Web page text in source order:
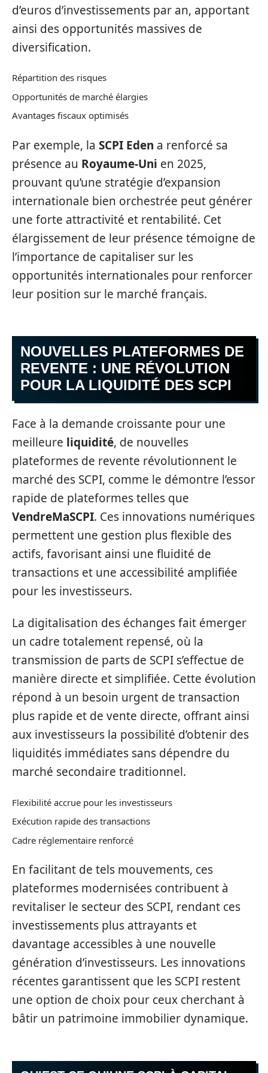
d’euros d’investissements par an, apportant
ainsi des opportunités massives de
diversification.
Répartition des risques
Opportunités de marché élargies
Avantages fiscaux optimisés
Par exemple, la SCPI Eden a renforcé sa
présence au Royaume-Uni en 2025,
prouvant qu’une stratégie d’expansion
internationale bien orchestrée peut générer
une forte attractivité et rentabilité. Cet
élargissement de leur présence témoigne de
l’importance de capitaliser sur les
opportunités internationales pour renforcer
leur position sur le marché français.
NOUVELLES PLATEFORMES DE
REVENTE : UNE RÉVOLUTION
POUR LA LIQUIDITÉ DES SCPI
Face à la demande croissante pour une
meilleure liquidité, de nouvelles
plateformes de revente révolutionnent le
marché des SCPI, comme le démontre l’essor
rapide de plateformes telles que
VendreMaSCPI. Ces innovations numériques
permettent une gestion plus flexible des
actifs, favorisant ainsi une fluidité de
transactions et une accessibilité amplifiée
pour les investisseurs.
La digitalisation des échanges fait émerger
un cadre totalement repensé, où la
transmission de parts de SCPI s’effectue de
manière directe et simplifiée. Cette évolution
répond à un besoin urgent de transaction
plus rapide et de vente directe, offrant ainsi
aux investisseurs la possibilité d’obtenir des
liquidités immédiates sans dépendre du
marché secondaire traditionnel.
Flexibilité accrue pour les investisseurs
Exécution rapide des transactions
Cadre réglementaire renforcé
En facilitant de tels mouvements, ces
plateformes modernisées contribuent à
revitaliser le secteur des SCPI, rendant ces
investissements plus attrayants et
davantage accessibles à une nouvelle
génération d’investisseurs. Les innovations
récentes garantissent que les SCPI restent
une option de choix pour ceux cherchant à
bâtir un patrimoine immobilier dynamique.